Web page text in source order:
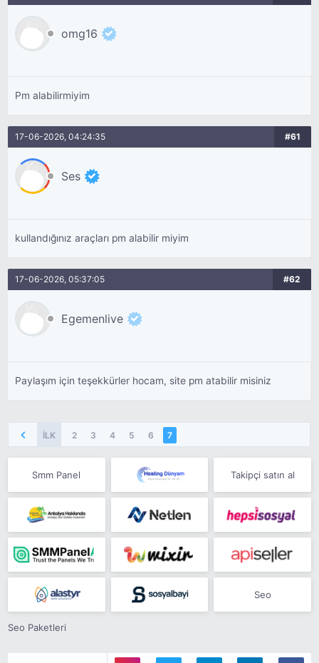
omg16
Pm alabilirmiyim
17-06-2026, 04:24:35 #61
Ses
kullandığınız araçları pm alabilir miyim
17-06-2026, 05:37:05 #62
Egemenlive
Paylaşım için teşekkürler hocam, site pm atabilir misiniz
İLK 2 3 4 5 6 7
Smm Panel Takipçi satın al
Seo
Seo Paketleri